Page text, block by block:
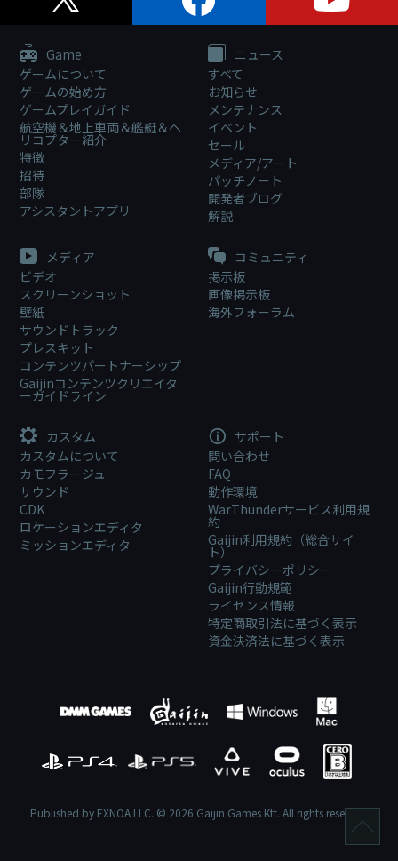
Game
ゲームについて
ゲームの始め方
ゲームプレイガイド
航空機＆地上車両＆艦艇＆ヘ
リコプター紹介
特徴
招待
部隊
アシスタントアプリ
ニュース
すべて
お知らせ
メンテナンス
イベント
セール
メディア/アート
パッチノート
開発者ブログ
解説
メディア
ビデオ
スクリーンショット
壁紙
サウンドトラック
プレスキット
コンテンツパートナーシップ
Gaijinコンテンツクリエイタ
ーガイドライン
コミュニティ
掲示板
画像掲示板
海外フォーラム
カスタム
カスタムについて
カモフラージュ
サウンド
CDK
ロケーションエディタ
ミッションエディタ
サポート
問い合わせ
FAQ
動作環境
WarThunderサービス利用規
約
Gaijin利用規約（総合サイ
ト）
プライバシーポリシー
Gaijin行動規範
ライセンス情報
特定商取引法に基づく表示
資金決済法に基づく表示
Published by EXNOA LLC. © 2026 Gaijin Games Kft. All rights reserved.